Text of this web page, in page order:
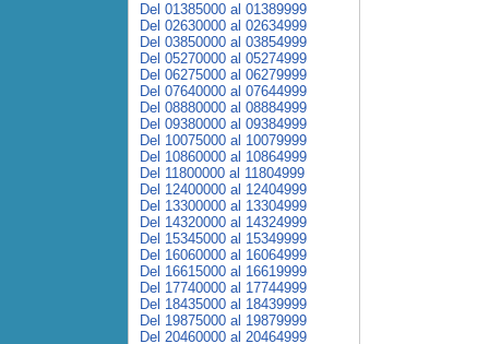
Del 01385000 al 01389999
Del 02630000 al 02634999
Del 03850000 al 03854999
Del 05270000 al 05274999
Del 06275000 al 06279999
Del 07640000 al 07644999
Del 08880000 al 08884999
Del 09380000 al 09384999
Del 10075000 al 10079999
Del 10860000 al 10864999
Del 11800000 al 11804999
Del 12400000 al 12404999
Del 13300000 al 13304999
Del 14320000 al 14324999
Del 15345000 al 15349999
Del 16060000 al 16064999
Del 16615000 al 16619999
Del 17740000 al 17744999
Del 18435000 al 18439999
Del 19875000 al 19879999
Del 20460000 al 20464999